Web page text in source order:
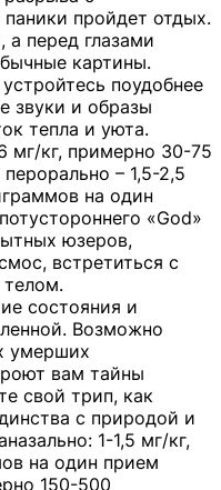
пройдет отдых.
а перед глазами
картины.
поудобнее
звуки и образы
тепла и уюта.
мг/кг, примерно 30-75
– 1,5-2,5
на один
«God»
юзеров,
встретиться с
состояния и
Возможно
умерших
вам тайны
свой трип, как
с природой и
1-1,5 мг/кг,
на один прием
150-500